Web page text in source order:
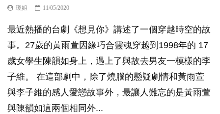
瓊姐 11/05/2020
最近熱播的台劇《想見你》講述了一個穿越時空的故
事。27歲的黃雨萱因緣巧合靈魂穿越到1998年的 17
歲女學生陳韻如身上，遇上了與故去男友一模樣的李
子維。 在這部劇中，除了燒腦的懸疑劇情和黃雨萱
與李子維的感人愛戀故事外，最讓人難忘的是黃雨萱
與陳韻如這兩個相同外...